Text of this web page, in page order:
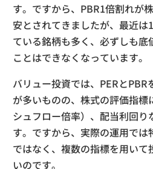
す。ですから、PBR1倍割れが
安とされてきましたが、最近は
ている銘柄も多く、必ずしも底
ことはできなくなっています。
バリュー投資では、PERとPBR
が多いものの、株式の評価指標
シュフロー倍率）、配当利回り
す。ですから、実際の運用で
ではなく、複数の指標を用い
いのです。